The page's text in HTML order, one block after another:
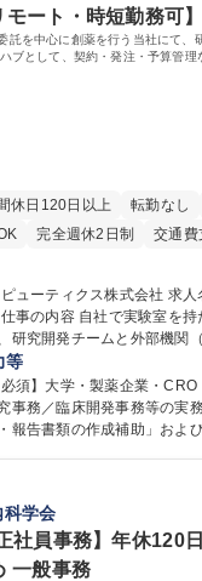
ート・時短勤務可
託を中心に創薬を行う当社にて、
ブとして、契約・発注・予算管理
休日120日以上 転勤なし
完全週休2日制 交通費
株式会社 求人名 研究事務【フルリ
研究開発チームと外部機関
発注・予算管理などの研究
準備・議事録作成 ■研究報
保管 ■研究開発の進捗・タ
モート・時短勤務可】
等
須】大学・製薬企業・
事務／臨床開発事務等の実
報告書類の作成補助」およ
ートやハイブリッド勤務、
軟な働き方が可能です。育
・資格 学歴：大学院 大学 語学力
学会
社員事務】年休120
一般事務